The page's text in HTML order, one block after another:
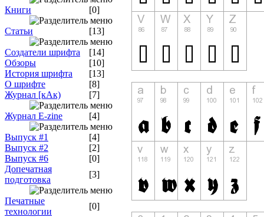
Книги [0]
Статьи [13]
Создатели шрифта
[14]
Обзоры
[10]
История шрифта
[13]
О шрифте
[8]
Журнал [кАк)
[7]
Журнал E-zine [4]
Выпуск #1
[4]
Выпуск #2
[2]
Выпуск #6
[0]
Допечатная
подготовка
[3]
Печатные
технологии
[0]